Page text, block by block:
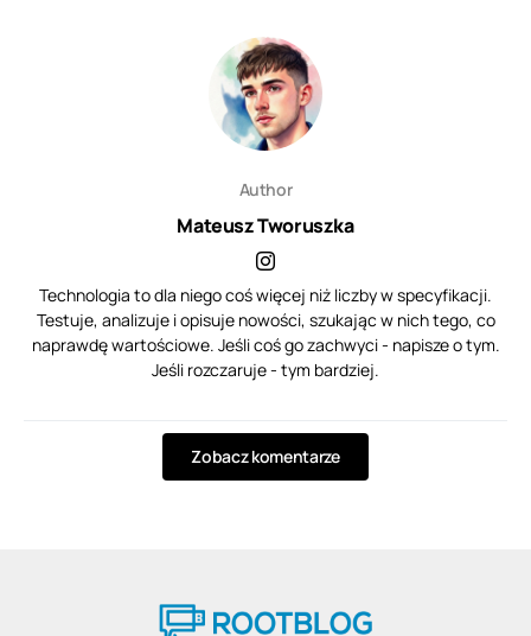
Author
Mateusz Tworuszka
Technologia to dla niego coś więcej niż liczby w specyfikacji.
Testuje, analizuje i opisuje nowości, szukając w nich tego, co
naprawdę wartościowe. Jeśli coś go zachwyci - napisze o tym.
Jeśli rozczaruje - tym bardziej.
Zobacz komentarze